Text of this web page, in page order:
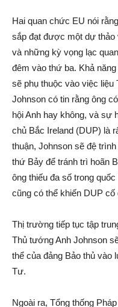
Hai quan chức EU nói
sắp đạt được một dự thảo
và những kỳ vọng lạc
đêm vào thứ ba. Khả
sẽ phụ thuộc vào việc liệu
Johnson có tin rằng ông
hội Anh hay không, và sự
chủ Bắc Ireland (DUP) là
thuận, Johnson sẽ đệ
thứ Bảy để tránh trì hoãn
ông thiếu đa số trong
cũng có thể khiến DUP cố
Thị trường tiếp tục tập
Thủ tướng Anh Johnson
thể của đảng Bảo thủ vào
Tư.
Ngoài ra, Tổng thống